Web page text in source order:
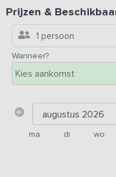
Prijzen &
1 persoon
Wanneer?
ma di wo